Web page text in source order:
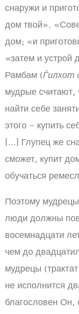
снаружи и
дом твой».
дом; «и
«затем и
Рамбам (Ѓилхот
мудрые считают,
найти себе
этого – купить
[…] Глупец же
сможет, купит
обучаться
Поэтому
люди должны
восемнадцати
чем до
мудрецы (трактат
не исполнится
благословен Он,